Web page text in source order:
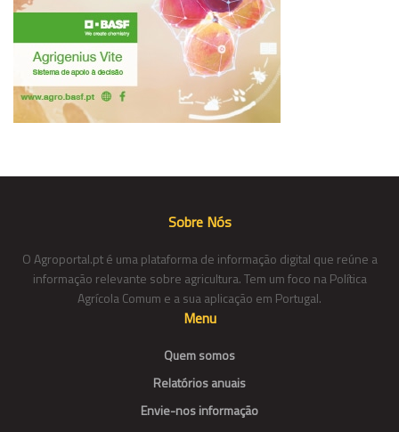
Sobre Nós
O Agroportal.pt é uma plataforma de informação digital que reúne a
informação relevante sobre agricultura. Tem um foco na Política
Agrícola Comum e a sua aplicação em Portugal.
Menu
Quem somos
Relatórios anuais
Envie-nos informação